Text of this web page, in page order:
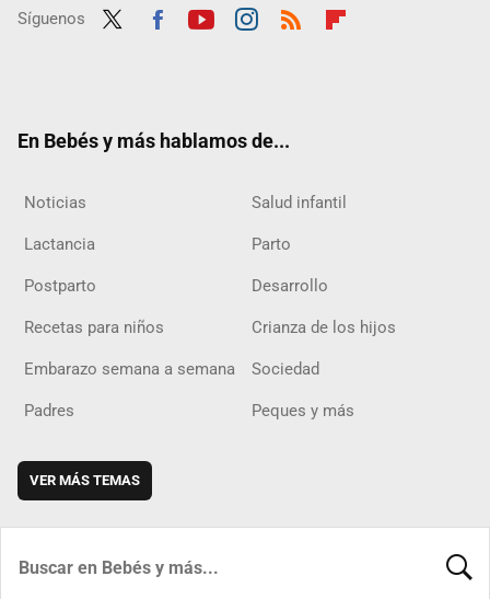
Síguenos
En Bebés y más hablamos de...
Noticias Salud infantil
Lactancia Parto
Postparto Desarrollo
Recetas para niños Crianza de los hijos
Embarazo semana a semana Sociedad
Padres Peques y más
VER MÁS TEMAS